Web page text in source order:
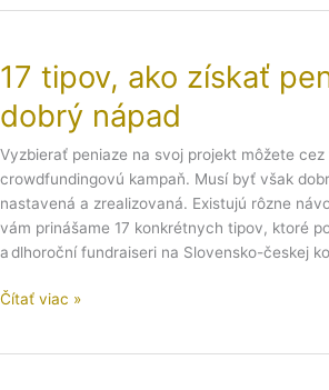
17 tipov, ako získať
dobrý nápad
Vyzbierať peniaze na svoj projekt môžete
crowdfundingovú kampaň. Musí byť však
nastavená a zrealizovaná. Existujú rôzne
vám prinášame 17 konkrétnych tipov, ktoré
a dlhoroční fundraiseri na Slovensko-českej
ako
peniaze
dobrý
Čítať viac »